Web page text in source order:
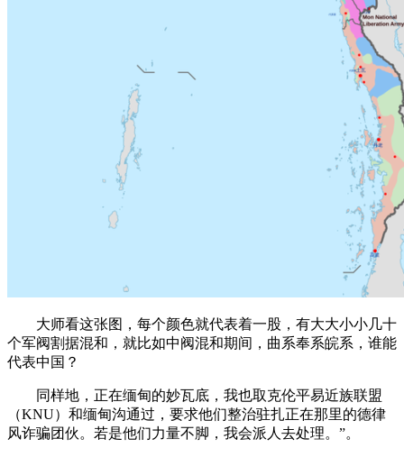
大师看这张图，每个颜色就代表着一股，有大大小小几十
个军阀割据混和，就比如中阀混和期间，曲系奉系皖系，谁能
代表中国？
同样地，正在缅甸的妙瓦底，我也取克伦平易近族联盟
（KNU）和缅甸沟通过，要求他们整治驻扎正在那里的德律
风诈骗团伙。若是他们力量不脚，我会派人去处理。”。